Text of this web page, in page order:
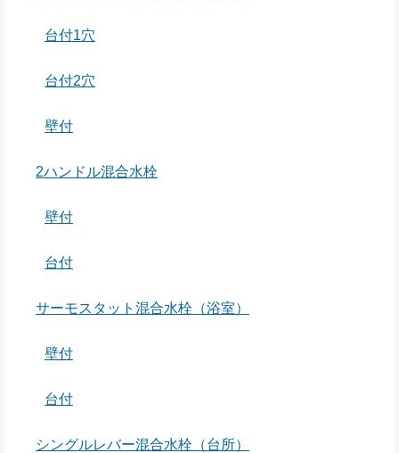
台付1穴
台付2穴
壁付
2ハンドル混合水栓
壁付
台付
サーモスタット混合水栓（浴室）
壁付
台付
シングルレバー混合水栓（台所）